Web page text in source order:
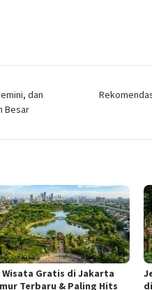
dan
Besar
Wisata Gratis di Jakarta
Terbaru & Paling Hits